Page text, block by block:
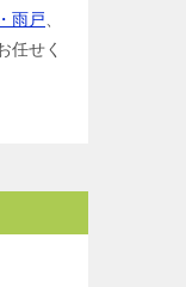
雨戸
任せく